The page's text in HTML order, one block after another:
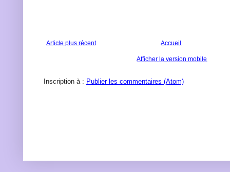
Article plus récent Accueil
Afficher la version mobile
Inscription à : Publier les commentaires (Atom)